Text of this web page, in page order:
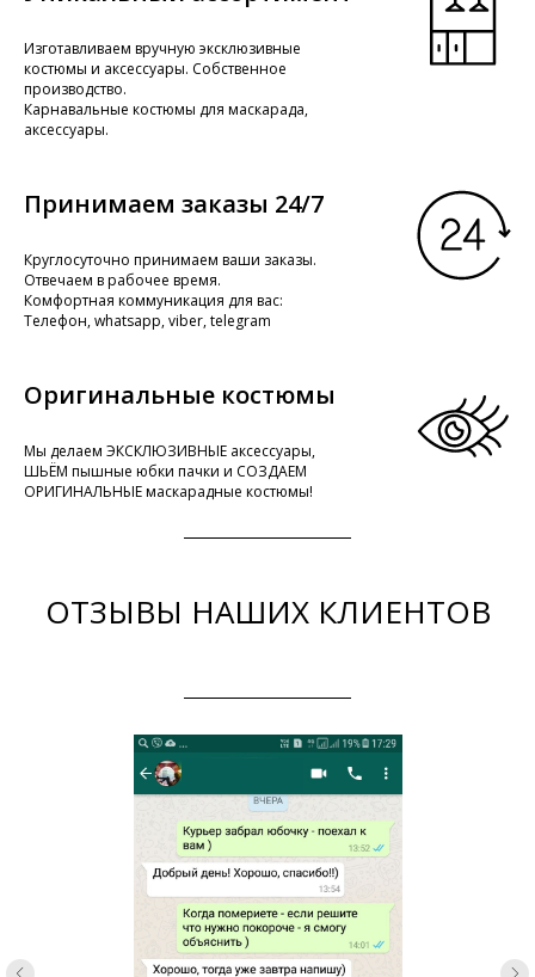
Изготавливаем вручную эксклюзивные
костюмы и аксессуары. Собственное
производство.
Карнавальные костюмы для маскарада,
аксессуары.
Принимаем заказы 24/7
Круглосуточно принимаем ваши заказы.
Отвечаем в рабочее время.
Комфортная коммуникация для вас:
Телефон, whatsapp, viber, telegram
Оригинальные костюмы
Мы делаем ЭКСКЛЮЗИВНЫЕ аксессуары,
ШЬЁМ пышные юбки пачки и СОЗДАЕМ
ОРИГИНАЛЬНЫЕ маскарадные костюмы!
ОТЗЫВЫ НАШИХ КЛИЕНТОВ